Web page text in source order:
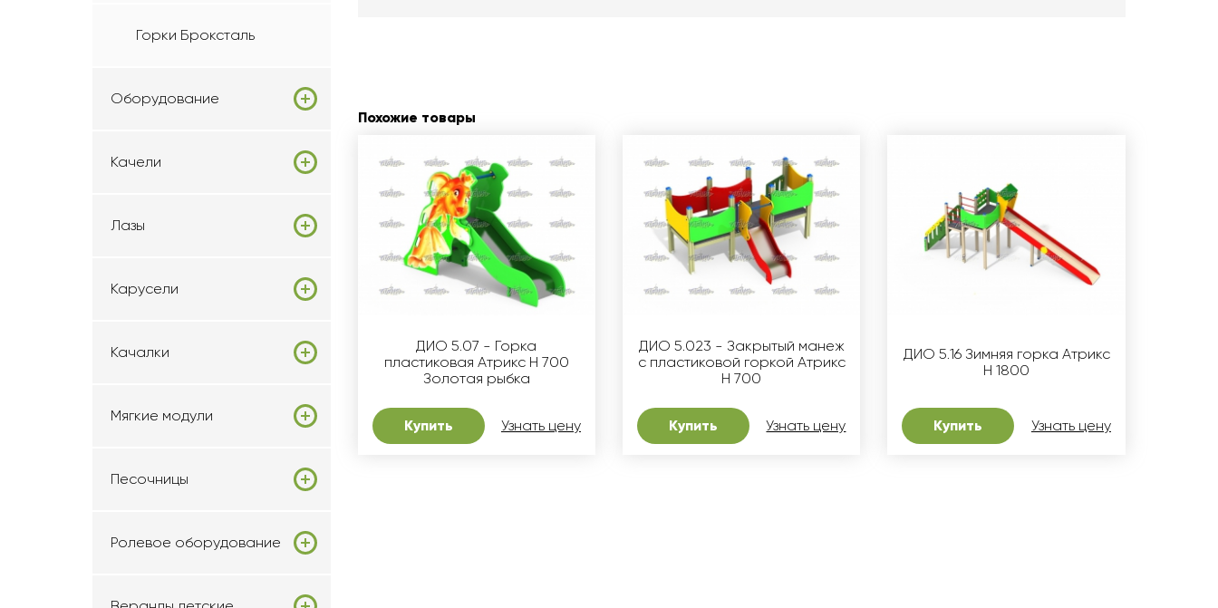
Горки Броксталь
Оборудование
Качели
Лазы
Карусели
Качалки
Мягкие модули
Песочницы
Ролевое оборудование
Похожие товары
ДИО 5.07 - Горка
пластиковая Атрикс H 700
Золотая рыбка
Купить Узнать цену
ДИО 5.023 - Закрытый манеж
с пластиковой горкой Атрикс
Н 700
Купить Узнать цену
ДИО 5.16 Зимняя горка Атрикс
Н 1800
Купить Узнать цену